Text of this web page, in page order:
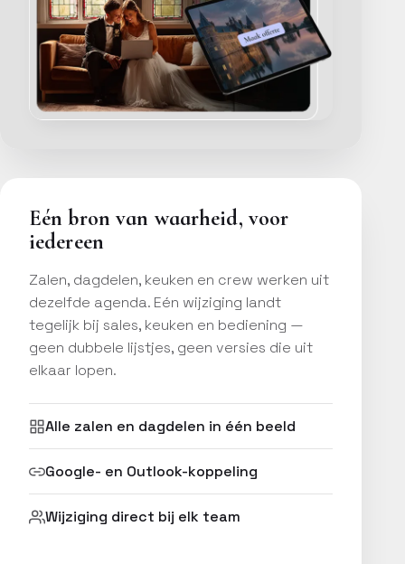
Eén bron van waarheid, voor
iedereen
Zalen, dagdelen, keuken en crew werken uit
dezelfde agenda. Eén wijziging landt
tegelijk bij sales, keuken en bediening —
geen dubbele lijstjes, geen versies die uit
elkaar lopen.
Alle zalen en dagdelen in één beeld
Google- en Outlook-koppeling
Wijziging direct bij elk team